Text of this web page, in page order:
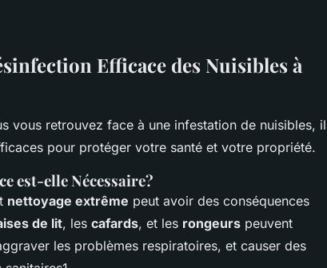
Efficace des Nuisibles à
vous retrouvez face à une infestation de nuisibles, il
pour protéger votre santé et votre propriété.
est-elle Nécessaire?
nettoyage extrême peut avoir des conséquences
de lit, les cafards, et les rongeurs peuvent
les problèmes respiratoires, et causer des